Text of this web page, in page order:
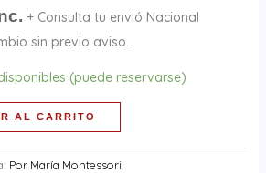
+ Consulta tu envió Nacional
sin previo aviso.
(puede reservarse)
AL CARRITO
Por María Montessori